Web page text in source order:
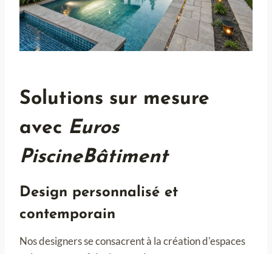
Solutions sur mesure
avec Euros
PiscineBâtiment
Design personnalisé et
contemporain
Nos designers se consacrent à la création d'espaces